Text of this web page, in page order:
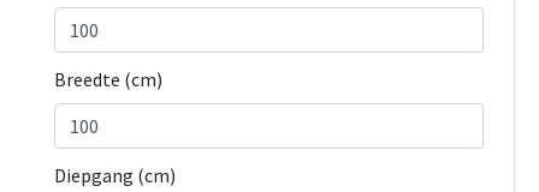
Breedte (cm)
Diepgang (cm)